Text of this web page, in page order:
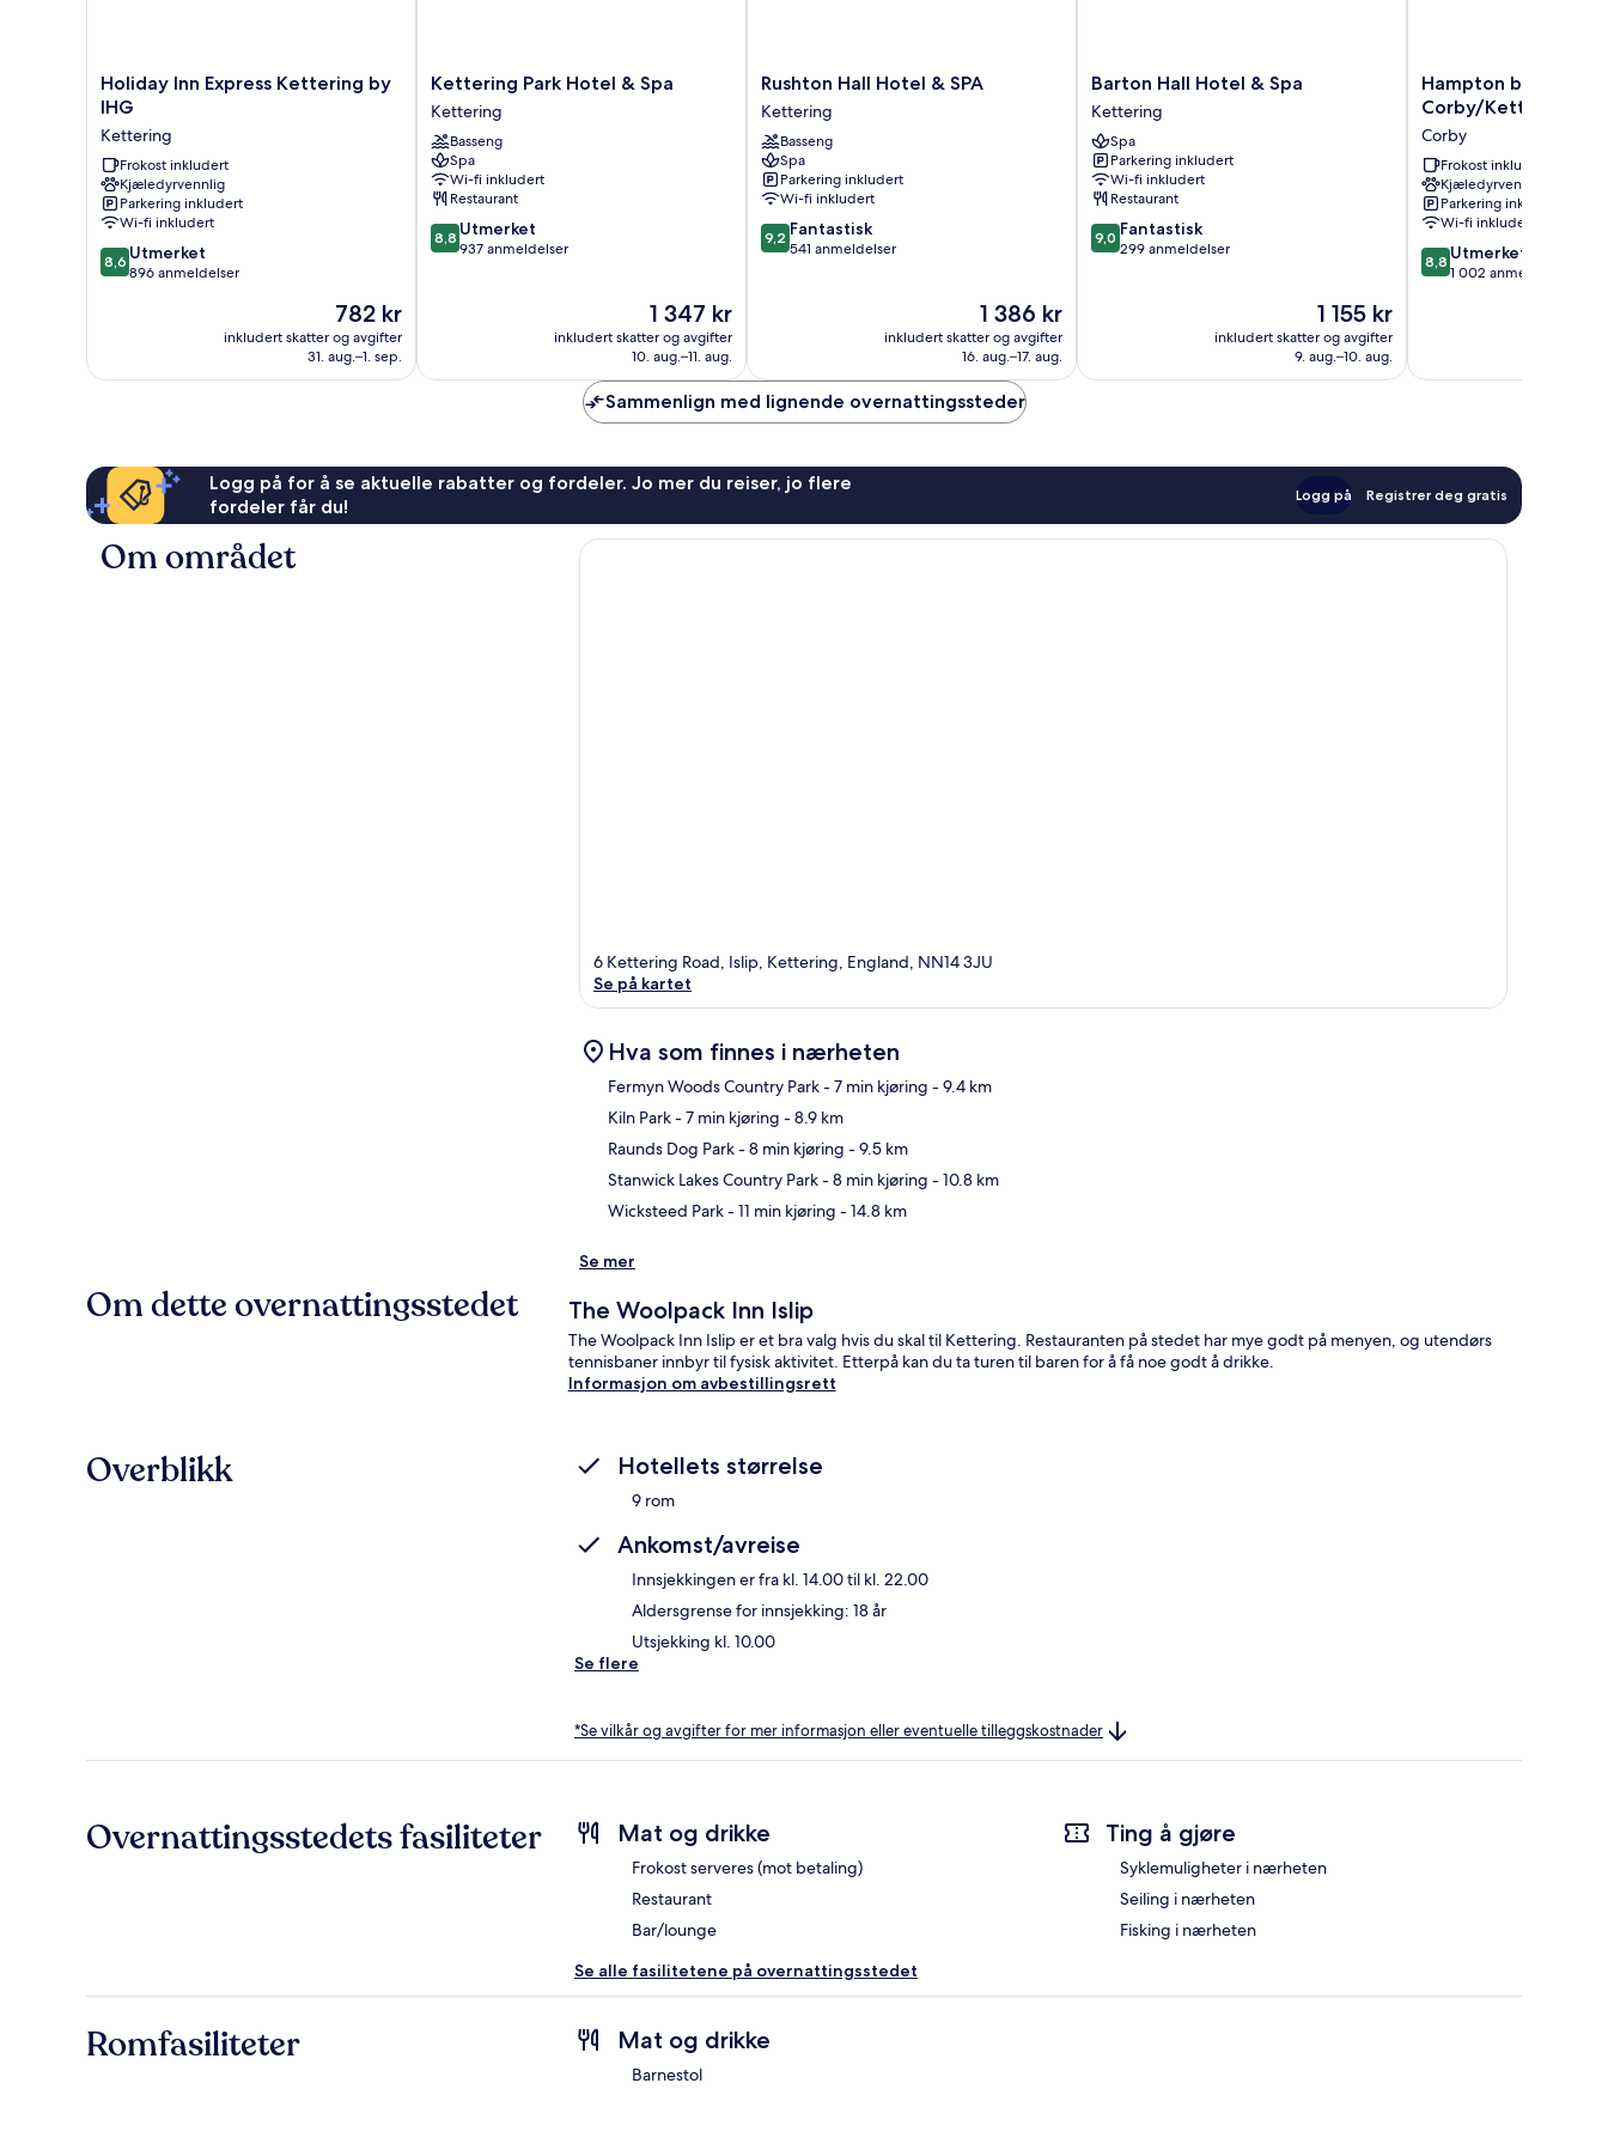
Holiday
Inn
Kettering
by
IHG
Kettering
Holiday Inn Express Kettering by
IHG
Kettering
Frokost inkludert
Kjæledyrvennlig
Parkering inkludert
Wi-fi inkludert
8.6
av
8,6 Utmerket
896 anmeldelser
Prisen
er
782 kr
782 kr
inkludert skatter og avgifter
31. aug.–1. sep.
Kettering
Park
Hotel
&
Spa
Kettering
Kettering Park Hotel & Spa
Kettering
Basseng
Spa
Wi-fi inkludert
Restaurant
8.8
av
8,8 Utmerket
937 anmeldelser
Prisen
er
1 347 kr
1 347 kr
inkludert skatter og avgifter
10. aug.–11. aug.
Rushton
Hall
Hotel
&
SPA
Kettering
Rushton Hall Hotel & SPA
Kettering
Basseng
Spa
Parkering inkludert
Wi-fi inkludert
9.2
av
9,2 Fantastisk
541 anmeldelser
Prisen
er
1 386 kr
1 386 kr
inkludert skatter og avgifter
16. aug.–17. aug.
Barton
Hall
Hotel
&
Spa
Kettering
Barton Hall Hotel & Spa
Kettering
Spa
Parkering inkludert
Wi-fi inkludert
Restaurant
9.0
av
9,0 Fantastisk
299 anmeldelser
Prisen
er
1 155 kr
1 155 kr
inkludert skatter og avgifter
9. aug.–10. aug.
Hampton
by
Corby/Kettering
Corby
Hampton by Hilton
Corby/Kettering
Corby
Frokost inkludert
Kjæledyrvennlig
Parkering inkludert
Wi-fi inkludert
8.8
av
8,8 Utmerket
1 002 anmeldelser
Sammenlign med lignende overnattingssteder
Logg på for å se aktuelle rabatter og fordeler. Jo mer du reiser, jo flere
fordeler får du!
Logg på Registrer deg gratis
Om området
6 Kettering Road, Islip, Kettering, England, NN14 3JU
Se på kartet
Hva som finnes i nærheten
Fermyn Woods Country Park- 7 min kjøring - 9.4 km
Kiln Park- 7 min kjøring - 8.9 km
Raunds Dog Park- 8 min kjøring - 9.5 km
Stanwick Lakes Country Park- 8 min kjøring - 10.8 km
Wicksteed Park- 11 min kjøring - 14.8 km
Se mer
Om dette overnattingsstedet The Woolpack Inn Islip
The Woolpack Inn Islip er et bra valg hvis du skal til Kettering. Restauranten på stedet har mye godt på menyen, og utendørs
tennisbaner innbyr til fysisk aktivitet. Etterpå kan du ta turen til baren for å få noe godt å drikke.
Informasjon om avbestillingsrett
Overblikk Hotellets størrelse
9 rom
Ankomst/avreise
Innsjekkingen er fra kl. 14.00 til kl. 22.00
Aldersgrense for innsjekking: 18 år
Utsjekking kl. 10.00
Se flere
*Se vilkår og avgifter for mer informasjon eller eventuelle tilleggskostnader
Overnattingsstedets fasiliteter Mat og drikke
Frokost serveres (mot betaling)
Restaurant
Bar/lounge
Ting å gjøre
Syklemuligheter i nærheten
Seiling i nærheten
Fisking i nærheten
Se alle fasilitetene på overnattingsstedet
Romfasiliteter Mat og drikke
Barnestol